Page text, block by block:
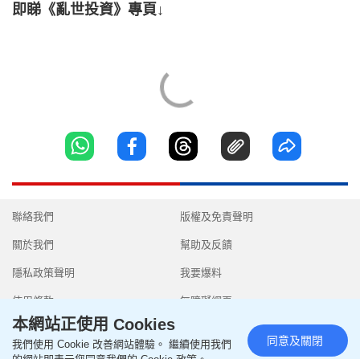
即睇《亂世投資》專頁↓
聯絡我們
關於我們
隱私政策聲明
使用條款
版權及免責聲明
幫助及反饋
我要爆料
無障礙網頁
本網站正使用 Cookies
我們使用 Cookie 改善網站體驗。 繼續使用我們
同意及關閉